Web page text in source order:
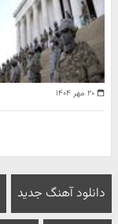
۲۰ مهر ۱۴۰۴
دانلود آهنگ جدید